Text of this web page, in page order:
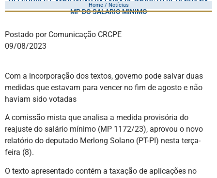
MP DO SALÁRIO MÍNIMO
Home / Notícias
Postado por Comunicação CRCPE
09/08/2023
Com a incorporação dos textos, governo pode salvar duas
medidas que estavam para vencer no fim de agosto e não
haviam sido votadas
A comissão mista que analisa a medida provisória do
reajuste do salário mínimo (MP 1172/23), aprovou o novo
relatório do deputado Merlong Solano (PT-PI) nesta terça-
feira (8).
O texto apresentado contém a taxação de aplicações no